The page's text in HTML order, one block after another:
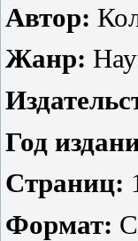
Автор:
Жанр:
Год
Страниц:
Формат: